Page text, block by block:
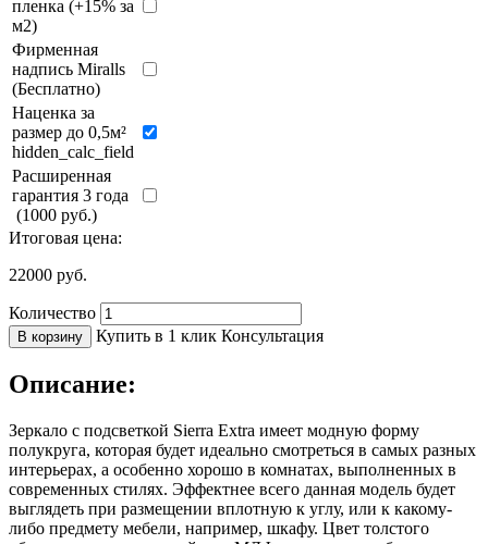
пленка (+15% за
м2)
Фирменная
надпись Miralls
(Бесплатно)
Наценка за
размер до 0,5м²
hidden_calc_field
Расширенная
гарантия 3 года
(1000 руб.)
Итоговая цена:
22000 руб.
Количество
В корзину Купить в 1 клик Консультация
Описание:
Зеркало с подсветкой Sierra Extra имеет модную форму
полукруга, которая будет идеально смотреться в самых разных
интерьерах, а особенно хорошо в комнатах, выполненных в
современных стилях. Эффектнее всего данная модель будет
выглядеть при размещении вплотную к углу, или к какому-
либо предмету мебели, например, шкафу. Цвет толстого